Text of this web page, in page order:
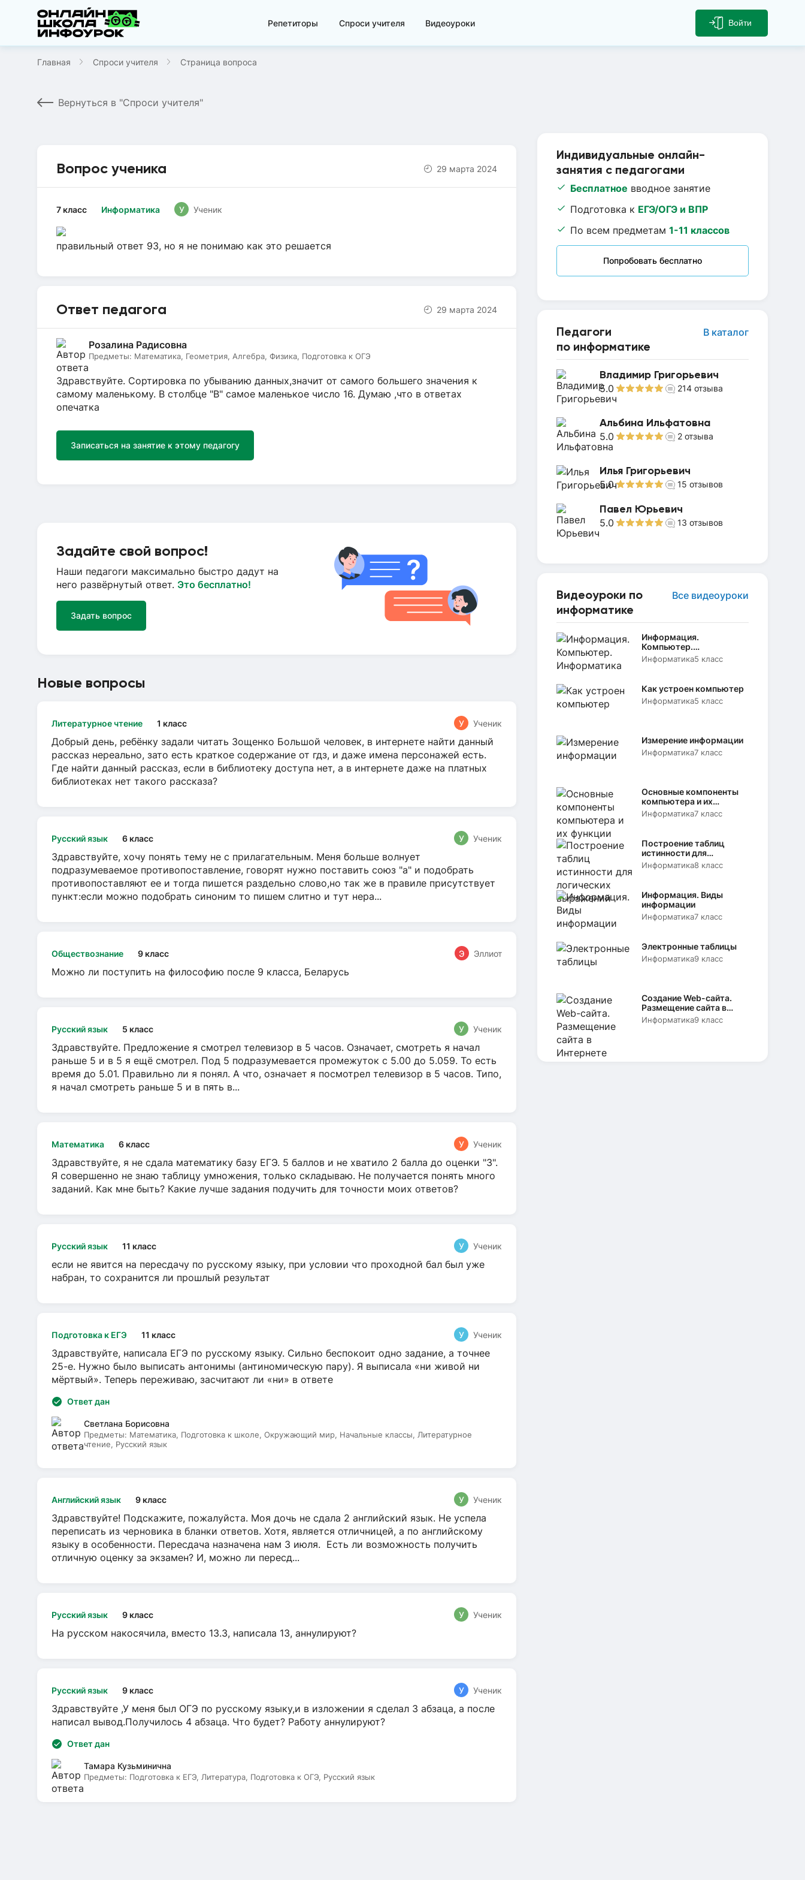
Репетиторы Спроси учителя Видеоуроки Войти
Главная Спроси учителя Страница вопроса
Вернуться в "Спроси учителя"
Индивидуальные онлайн-
занятия с педагогами
Бесплатное вводное занятие
Подготовка к ЕГЭ/ОГЭ и ВПР
По всем предметам 1-11 классов
Попробовать бесплатно
Педагоги
по информатике
В каталог
Владимир Григорьевич
5.0 214 отзыва
Альбина Ильфатовна
5.0 2 отзыва
Илья Григорьевич
5.0 15 отзывов
Павел Юрьевич
5.0 13 отзывов
Видеоуроки по
информатике
Все видеоуроки
Информация.
Компьютер.
Информатика
Информатика5 класс
Как устроен компьютер
Информатика5 класс
Измерение информации
Информатика7 класс
Основные компоненты
компьютера и их
функции
Информатика7 класс
Построение таблиц
истинности для
логических выражений
Информатика8 класс
Информация. Виды
информации
Информатика7 класс
Электронные таблицы
Информатика9 класс
Создание Web-сайта.
Размещение сайта в
Интернете
Информатика9 класс
Вопрос ученика 29 марта 2024
Информатика
7 класс У Ученик
правильный ответ 93, но я не понимаю как это решается
Ответ педагога 29 марта 2024
Розалина Радисовна
Предметы: Математика, Геометрия, Алгебра, Физика, Подготовка к ОГЭ
Здравствуйте. Сортировка по убыванию данных,значит от самого большего значения к
самому маленькому. В столбце "В" самое маленькое число 16. Думаю ,что в ответах
опечатка
Записаться на занятие к этому педагогу
Задайте свой вопрос!
Наши педагоги максимально быстро дадут на
него развёрнутый ответ. Это бесплатно!
Задать вопрос
Новые вопросы
Литературное чтение 1 класс У Ученик
Добрый день, ребёнку задали читать Зощенко Большой человек, в интернете найти данный
рассказ нереально, зато есть краткое содержание от гдз, и даже имена персонажей есть.
Где найти данный рассказ, если в библиотеку доступа нет, а в интернете даже на платных
библиотеках нет такого рассказа?
Русский язык 6 класс У Ученик
Здравствуйте, хочу понять тему не с прилагательным. Меня больше волнует
подразумеваемое противопоставление, говорят нужно поставить союз "а" и подобрать
противопоставляют ее и тогда пишется раздельно слово,но так же в правиле присутствует
пункт:если можно подобрать синоним то пишем слитно и тут нера...
Обществознание 9 класс Э Эллиот
Можно ли поступить на философию после 9 класса, Беларусь
Русский язык 5 класс У Ученик
Здравствуйте. Предложение я смотрел телевизор в 5 часов. Означает, смотреть я начал
раньше 5 и в 5 я ещё смотрел. Под 5 подразумевается промежуток с 5.00 до 5.059. То есть
время до 5.01. Правильно ли я понял. А что, означает я посмотрел телевизор в 5 часов. Типо,
я начал смотреть раньше 5 и в пять в...
Математика 6 класс У Ученик
Здравствуйте, я не сдала математику базу ЕГЭ. 5 баллов и не хватило 2 балла до оценки "3".
Я совершенно не знаю таблицу умножения, только складываю. Не получается понять много
заданий. Как мне быть? Какие лучше задания подучить для точности моих ответов?
Русский язык 11 класс У Ученик
если не явится на пересдачу по русскому языку, при условии что проходной бал был уже
набран, то сохранится ли прошлый результат
Подготовка к ЕГЭ 11 класс У Ученик
Здравствуйте, написала ЕГЭ по русскому языку. Сильно беспокоит одно задание, а точнее
25-е. Нужно было выписать антонимы (антиномическую пару). Я выписала «ни живой ни
мёртвый». Теперь переживаю, засчитают ли «ни» в ответе
Ответ дан
Светлана Борисовна
Предметы: Математика, Подготовка к школе, Окружающий мир, Начальные классы, Литературное
чтение, Русский язык
Английский язык 9 класс У Ученик
Здравствуйте! Подскажите, пожалуйста. Моя дочь не сдала 2 английский язык. Не успела
переписать из черновика в бланки ответов. Хотя, является отличницей, а по английскому
языку в особенности. Пересдача назначена нам 3 июля. Есть ли возможность получить
отличную оценку за экзамен? И, можно ли пересд...
Русский язык 9 класс У Ученик
На русском накосячила, вместо 13.3, написала 13, аннулируют?
Русский язык 9 класс У Ученик
Здравствуйте ,У меня был ОГЭ по русскому языку,и в изложении я сделал 3 абзаца, а после
написал вывод.Получилось 4 абзаца. Что будет? Работу аннулируют?
Ответ дан
Тамара Кузьминична
Предметы: Подготовка к ЕГЭ, Литература, Подготовка к ОГЭ, Русский язык